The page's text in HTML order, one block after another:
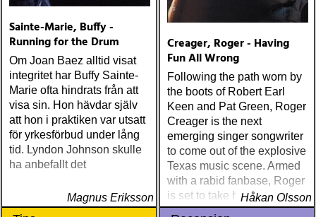
Sainte-Marie, Buffy -
Running for the Drum
Om Joan Baez alltid visat
integritet har Buffy Sainte-
Marie ofta hindrats från att
visa sin. Hon hävdar själv
att hon i praktiken var utsatt
för yrkesförbud under lång
tid. Lyndon Johnson skulle
ha anbefallt det
Magnus Eriksson
Creager, Roger - Having
Fun All Wrong
Following the path worn by
the boots of Robert Earl
Keen and Pat Green, Roger
Creager is the next
emerging singer songwriter
to come out of the explosive
Texas music scene. Armed
with a rabid fanbase, Roger
is set to take his brand of
Lone Star country beyond
Håkan Olsson